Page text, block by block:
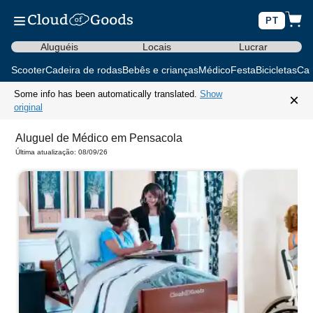
PT
Aluguéis Locais Lucrar
ScooterCadeira de rodasBebês e criançasMédicoFestaBicicletas
Some info has been automatically translated. Show
original
×
Aluguel de Médico em Pensacola
Última atualização: 08/09/26